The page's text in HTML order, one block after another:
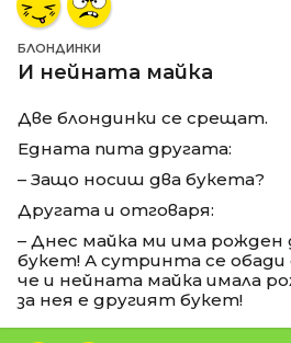
БЛОНДИНКИ
И нейната майка
Две блондинки се срещат.
Едната пита другата:
– Защо носиш два букета?
Другата и отговаря:
– Днес майка ми има рожден
букет! А сутринта се обади
че и нейната майка имала
за нея е другият букет!